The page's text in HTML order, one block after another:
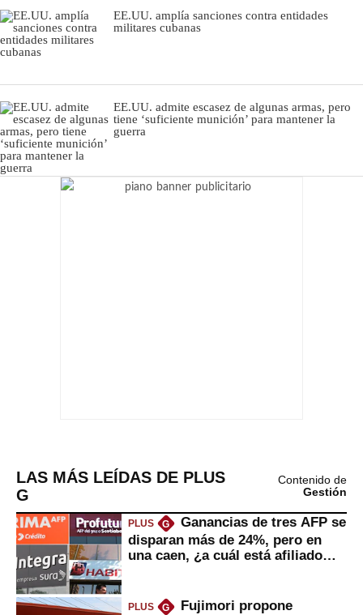
EE.UU. amplía sanciones contra entidades
militares cubanas
EE.UU. admite escasez de algunas armas, pero
tiene ‘suficiente munición’ para mantener la
guerra
LAS MÁS LEÍDAS DE PLUS
G
Contenido de
Gestión
PLUS G
Ganancias de tres AFP se
disparan más de 24%, pero en
una caen, ¿a cuál está afiliado
PLUS G
Fujimori propone